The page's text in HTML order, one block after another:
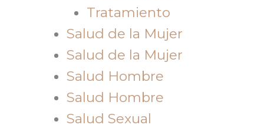
Tratamiento
Salud de la Mujer
Salud de la Mujer
Salud Hombre
Salud Hombre
Salud Sexual